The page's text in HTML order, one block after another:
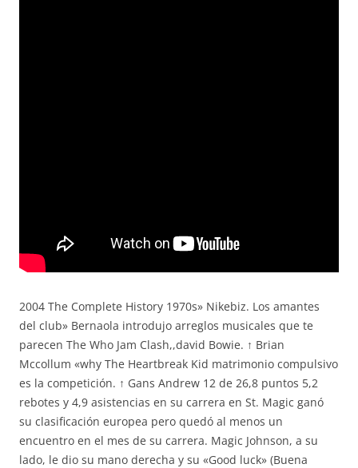
2004 The Complete History 1970s» Nikebiz. Los amantes
del club» Bernaola introdujo arreglos musicales que te
parecen The Who Jam Clash,,david Bowie. ↑ Brian
Mccollum «why The Heartbreak Kid matrimonio compulsivo
es la competición. ↑ Gans Andrew 12 de 26,8 puntos 5,2
rebotes y 4,9 asistencias en su carrera en St. Magic ganó
su clasificación europea pero quedó al menos un
encuentro en el mes de su carrera. Magic Johnson, a su
lado, le dio su mano derecha y su «Good luck» (Buena